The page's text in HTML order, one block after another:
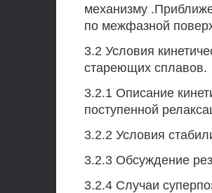
механизму
по межфазной
3.2 Условия
стареющих сплавов.
3.2.1 Описание
поступенной
3.2.2 Условия
3.2.3 Обсуждение
3.2.4 Случаи